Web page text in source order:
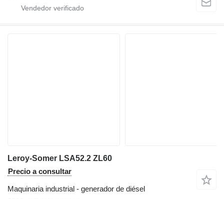
Leroy-Somer LSA52.2 ZL60
Precio a consultar
Maquinaria industrial - generador de diésel